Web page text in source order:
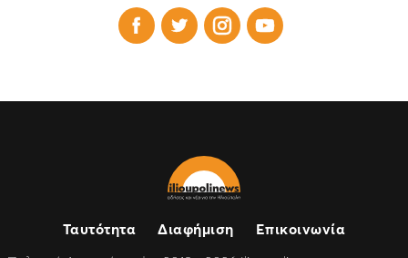
   
Ταυτότητα Διαφήμιση
Επικοινωνία